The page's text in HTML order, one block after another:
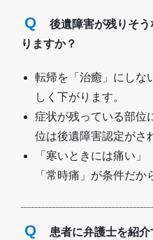
Q
後遺障害が残りそ
りますか？
転帰を「治癒」にしな
しく下がります。
症状が残っている部位
位は後遺障害認定がさ
「寒いときには痛い
「常時痛」が条件だか
Q 患者に弁護士を紹